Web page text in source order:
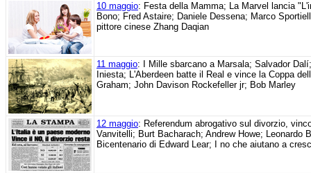
10 maggio: Festa della Mamma; La Marvel lancia
Bono; Fred Astaire; Daniele Dessena; Marco
pittore cinese Zhang Daqian
11 maggio: I Mille sbarcano a Marsala; Salvador
Iniesta; L'Aberdeen batte il Real e vince la Coppa
Graham; John Davison Rockefeller jr; Bob Marley
12 maggio: Referendum abrogativo sul divorzio,
Vanvitelli; Burt Bacharach; Andrew Howe; Leonardo
Bicentenario di Edward Lear; I no che aiutano a